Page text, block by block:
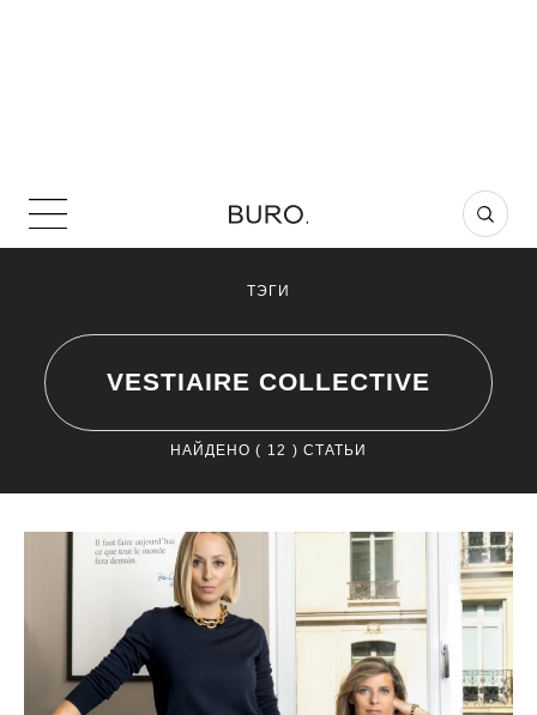
ТЭГИ
VESTIAIRE COLLECTIVE
НАЙДЕНО ( 12 ) СТАТЬИ